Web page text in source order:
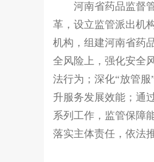
河南省药品监督
革，设立监管派出机
机构，组建河南省药
全风险上，强化安全
法行为；深化“放管
升服务发展效能；通
系列工作，监管保障
落实主体责任，依法